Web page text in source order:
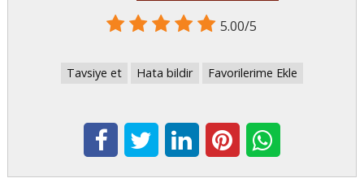
5.00/5
Tavsiye et Hata bildir Favorilerime Ekle